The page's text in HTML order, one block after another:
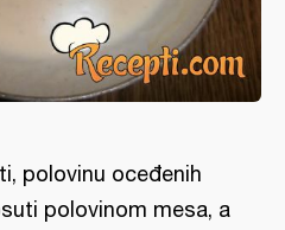
polovinu oceđenih
polovinom mesa, a